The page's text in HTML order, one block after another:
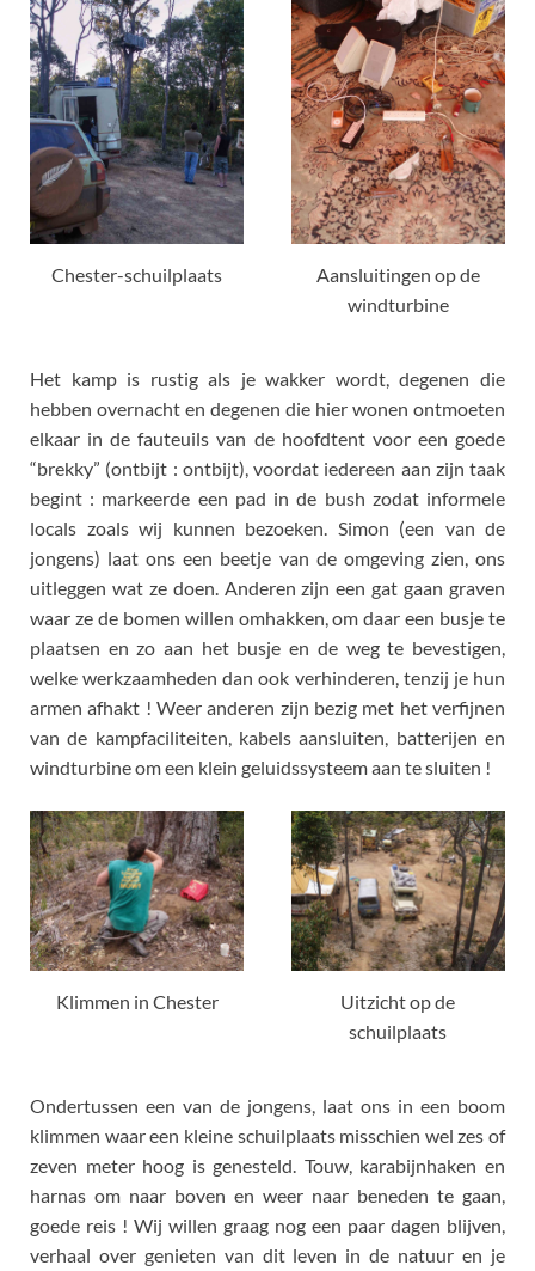
Chester-schuilplaats
Aansluitingen op de
windturbine
Het kamp is rustig als je wakker wordt, degenen die
hebben overnacht en degenen die hier wonen ontmoeten
elkaar in de fauteuils van de hoofdtent voor een goede
“brekky” (ontbijt : ontbijt), voordat iedereen aan zijn taak
begint : markeerde een pad in de bush zodat informele
locals zoals wij kunnen bezoeken. Simon (een van de
jongens) laat ons een beetje van de omgeving zien, ons
uitleggen wat ze doen. Anderen zijn een gat gaan graven
waar ze de bomen willen omhakken, om daar een busje te
plaatsen en zo aan het busje en de weg te bevestigen,
welke werkzaamheden dan ook verhinderen, tenzij je hun
armen afhakt ! Weer anderen zijn bezig met het verfijnen
van de kampfaciliteiten, kabels aansluiten, batterijen en
windturbine om een ​​klein geluidssysteem aan te sluiten !
Klimmen in Chester
Uitzicht op de
schuilplaats
Ondertussen een van de jongens, laat ons in een boom
klimmen waar een kleine schuilplaats misschien wel zes of
zeven meter hoog is genesteld. Touw, karabijnhaken en
harnas om naar boven en weer naar beneden te gaan,
goede reis ! Wij willen graag nog een paar dagen blijven,
verhaal over genieten van dit leven in de natuur en je